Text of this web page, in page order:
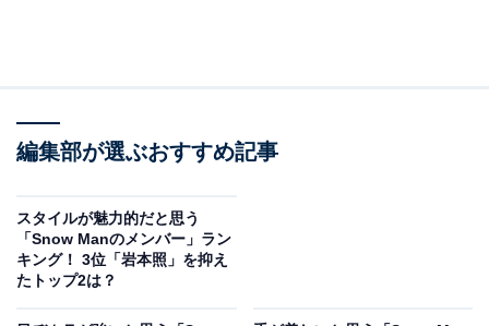
編集部が選ぶおすすめ記事
スタイルが魅力的だと思う
「Snow Manのメンバー」ラン
キング！ 3位「岩本照」を抑え
たトップ2は？